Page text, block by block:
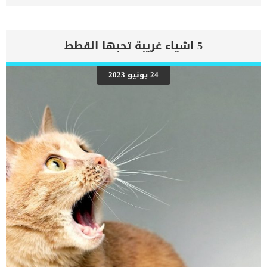
اعراض وعلامات تضخم القلب عند الكلاب فى هذا المقال سنطلعك على
بعض العلامات التي تشير إلى أن كلبك قد اقترب من مرحلة يحتافيها إلى
رعاية المسنين أو قد تفكر في القتل الرحيم. يمكننا اختصار هذه العلامات
على شكل مجموعة من المراحل التى يتدرجها الكلب الى ان يصل الى
النهاية. اهم علامات وفاة الكلاب بسبب قصور القلب الاحتقانى كما ذكرنا
الوفاة. _المرحلة الاولى, تظهر ان الكلب معرض لخطر الإصابة بسرطان
القلب ، ولكن ليس لديه أعراض ولا تغييرات في القلب. _المرحلة
5 اشياء غريبة تحبها القطط
24 يونيو 2023